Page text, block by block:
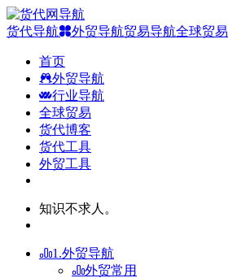
货代导航 外贸导航贸易导航全球贸易
首页
外贸导航
行业导航
全球贸易
货代博客
货代工具
外贸工具
知识不求人。
1.外贸导航
外贸常用